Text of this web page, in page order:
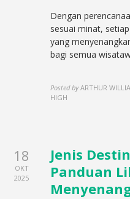
Dengan
sesuai minat,
yang
bagi semua
Posted by ARTHUR
HIGH
18
OKT
2025
Jenis
Panduan